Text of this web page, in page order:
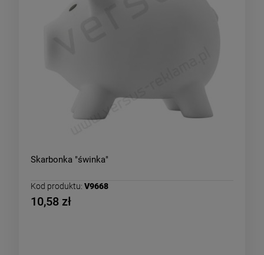
Skarbonka "świnka"
Kod produktu: V9668
10,58 zł